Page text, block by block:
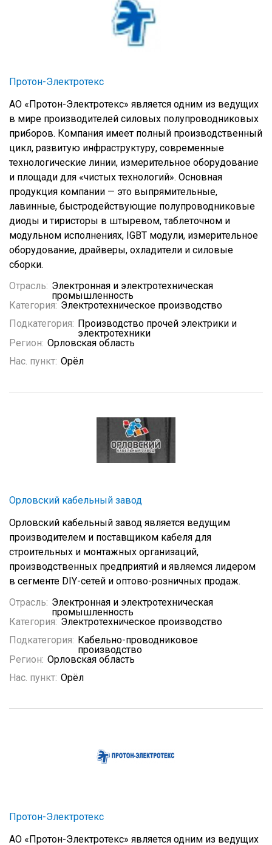
Протон-Электротекс
АО «Протон-Электротекс» является одним из ведущих
в мире производителей силовых полупроводниковых
приборов. Компания имеет полный производственный
цикл, развитую инфраструктуру, современные
технологические линии, измерительное оборудование
и площади для «чистых технологий». Основная
продукция компании — это выпрямительные,
лавинные, быстродействующие полупроводниковые
диоды и тиристоры в штыревом, таблеточном и
модульном исполнениях, IGBT модули, измерительное
оборудование, драйверы, охладители и силовые
сборки.
Отрасль: Электронная и электротехническая
промышленность
Категория: Электротехническое производство
Подкатегория: Производство прочей электрики и
электротехники
Регион: Орловская область
Нас. пункт: Орёл
Орловский кабельный завод
Орловский кабельный завод является ведущим
производителем и поставщиком кабеля для
строительных и монтажных организаций,
производственных предприятий и являемся лидером
в сегменте DIY-сетей и оптово-розничных продаж.
Отрасль: Электронная и электротехническая
промышленность
Категория: Электротехническое производство
Подкатегория: Кабельно-проводниковое
производство
Регион: Орловская область
Нас. пункт: Орёл
Протон-Электротекс
АО «Протон-Электротекс» является одним из ведущих